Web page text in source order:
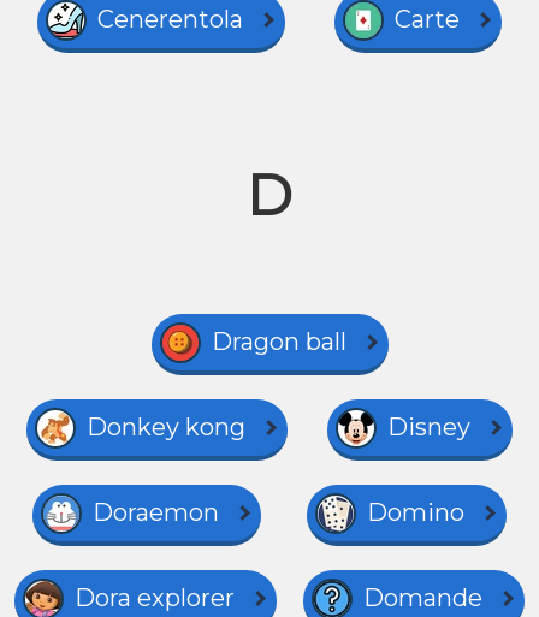
Cenerentola Carte
D
Dragon ball
Donkey kong Disney
Doraemon Domino
Dora explorer Domande